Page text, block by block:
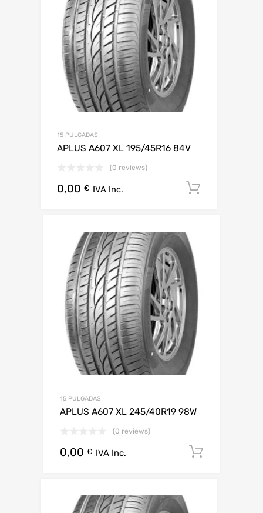
15 PULGADAS
APLUS A607 XL 195/45R16 84V
(0 reviews)
0,00 € IVA Inc.
15 PULGADAS
APLUS A607 XL 245/40R19 98W
(0 reviews)
0,00 € IVA Inc.